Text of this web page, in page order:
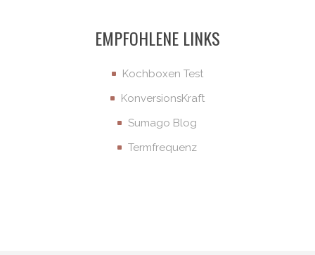
EMPFOHLENE LINKS
Kochboxen Test
KonversionsKraft
Sumago Blog
Termfrequenz